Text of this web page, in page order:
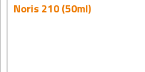
Noris 210 (50ml)